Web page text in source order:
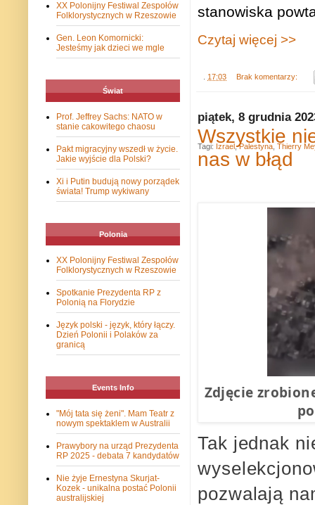
stanowiska
Czytaj więcej >>
17:03 Brak komentarzy:
piątek, 8 grudnia
Wszystkie
nas w błąd
Zdjęcie
Tak jednak
pozwalają
Tagi: Izrael ,Palestyna, Thierry
XX Polonijny Festiwal Zespołów
Folklorystycznych w Rzeszowie
Gen. Leon Komornicki:
Jesteśmy jak dzieci we mgle
Świat
Prof. Jeffrey Sachs: NATO w
stanie cakowitego chaosu
Pakt migracyjny wszedł w życie.
Jakie wyjście dla Polski?
Xi i Putin budują nowy porządek
świata! Trump wykiwany
Polonia
XX Polonijny Festiwal Zespołów
Folklorystycznych w Rzeszowie
Spotkanie Prezydenta RP z
Polonią na Florydzie
Język polski - język, który łączy.
Dzień Polonii i Polaków za
granicą
Events Info
"Mój tata się żeni". Mam Teatr z
nowym spektaklem w Australii
Prawybory na urząd Prezydenta
RP 2025 - debata 7 kandydatów
Nie żyje Ernestyna Skurjat-
Kozek - unikalna postać Polonii
australijskiej